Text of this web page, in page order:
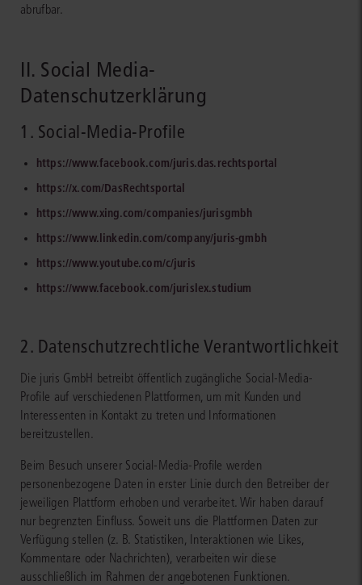
abrufbar.
II. Social Media-
Datenschutzerklärung
1. Social-Media-Profile
https://www.facebook.com/juris.das.rechtsportal
https://x.com/DasRechtsportal
https://www.xing.com/companies/jurisgmbh
https://www.linkedin.com/company/juris-gmbh
https://www.youtube.com/c/juris
https://www.facebook.com/jurislex.studium
2. Datenschutzrechtliche Verantwortlichkeit
Die juris GmbH betreibt öffentlich zugängliche Social-Media-
Profile auf verschiedenen Plattformen, um mit Kunden und
Interessenten in Kontakt zu treten und Informationen
bereitzustellen.
Beim Besuch unserer Social-Media-Profile werden
personenbezogene Daten in erster Linie durch den Betreiber der
jeweiligen Plattform erhoben und verarbeitet. Wir haben darauf
nur begrenzten Einfluss. Soweit uns die Plattformen Daten zur
Verfügung stellen (z. B. Statistiken, Interaktionen wie Likes,
Kommentare oder Nachrichten), verarbeiten wir diese
ausschließlich im Rahmen der angebotenen Funktionen.